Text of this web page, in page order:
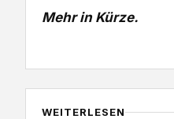
Mehr in Kürze.
WEITERLESEN